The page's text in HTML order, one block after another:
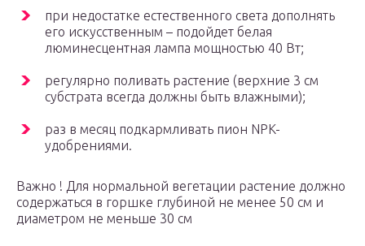
при недостатке естественного света дополнять
его искусственным – подойдет белая
люминесцентная лампа мощностью 40 Вт;
регулярно поливать растение (верхние 3 см
субстрата всегда должны быть влажными);
раз в месяц подкармливать пион NPK-
удобрениями.
Важно ! Для нормальной вегетации растение должно
содержаться в горшке глубиной не менее 50 см и
диаметром не меньше 30 см